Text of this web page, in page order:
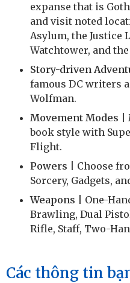
expanse that is
and visit noted
Asylum, the Justice
Watchtower, and
Story-driven
famous DC writers
Wolfman.
Movement Modes |
book style with
Flight.
Powers | Choose
Sorcery, Gadgets,
Weapons | One-
Brawling, Dual
Rifle, Staff, Two-
Các thông tin